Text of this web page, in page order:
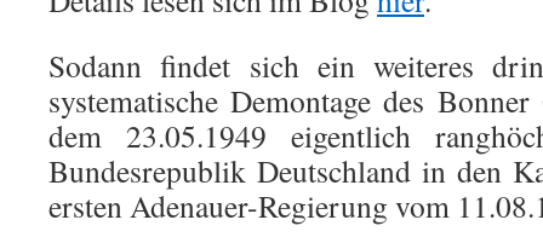
Sodann findet sich ein weiteres
systematische Demontage des
dem 23.05.1949 eigentlich
Bundesrepublik Deutschland in den
ersten Adenauer-Regierung vom